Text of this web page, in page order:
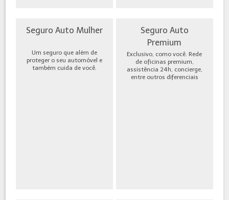
Seguro Auto Mulher
Um seguro que além de
proteger o seu automóvel e
também cuida de você.
Seguro Auto
Premium
Exclusivo, como você. Rede
de oficinas premium,
assistência 24h, concierge,
entre outros diferenciais